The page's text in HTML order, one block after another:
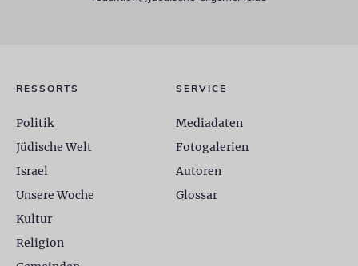
RESSORTS
Politik
Jüdische Welt
Israel
Unsere Woche
Kultur
Religion
SERVICE
Mediadaten
Fotogalerien
Autoren
Glossar